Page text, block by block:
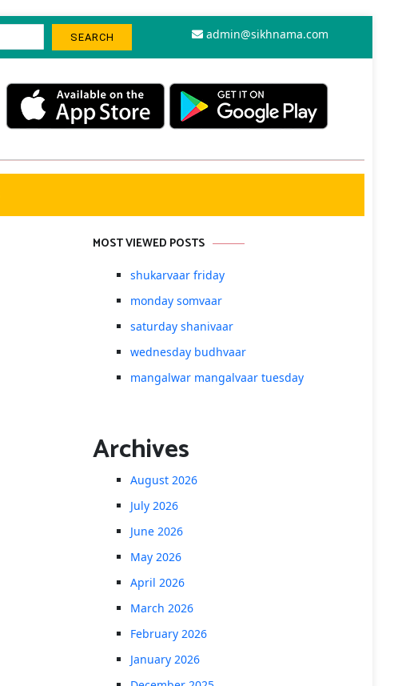
admin@sikhnama.com
MOST VIEWED POSTS
shukarvaar friday
monday somvaar
saturday shanivaar
wednesday budhvaar
mangalwar mangalvaar tuesday
Archives
August 2026
July 2026
June 2026
May 2026
April 2026
March 2026
February 2026
January 2026